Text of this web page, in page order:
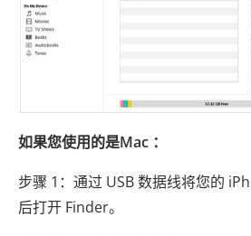
如果您使用的是Mac ：
步骤 1：通过 USB 数据线将您的
后打开 Finder。